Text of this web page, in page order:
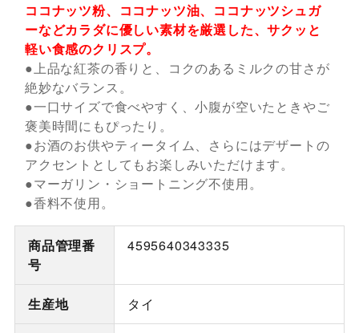
ココナッツ粉、ココナッツ油、ココナッツシュガ
ーなどカラダに優しい素材を厳選した、サクッと
軽い食感のクリスプ。
●上品な紅茶の香りと、コクのあるミルクの甘さが
絶妙なバランス。
●一口サイズで食べやすく、小腹が空いたときやご
褒美時間にもぴったり。
●お酒のお供やティータイム、さらにはデザートの
アクセントとしてもお楽しみいただけます。
●マーガリン・ショートニング不使用。
●香料不使用。
商品管理番
号
4595640343335
生産地 タイ